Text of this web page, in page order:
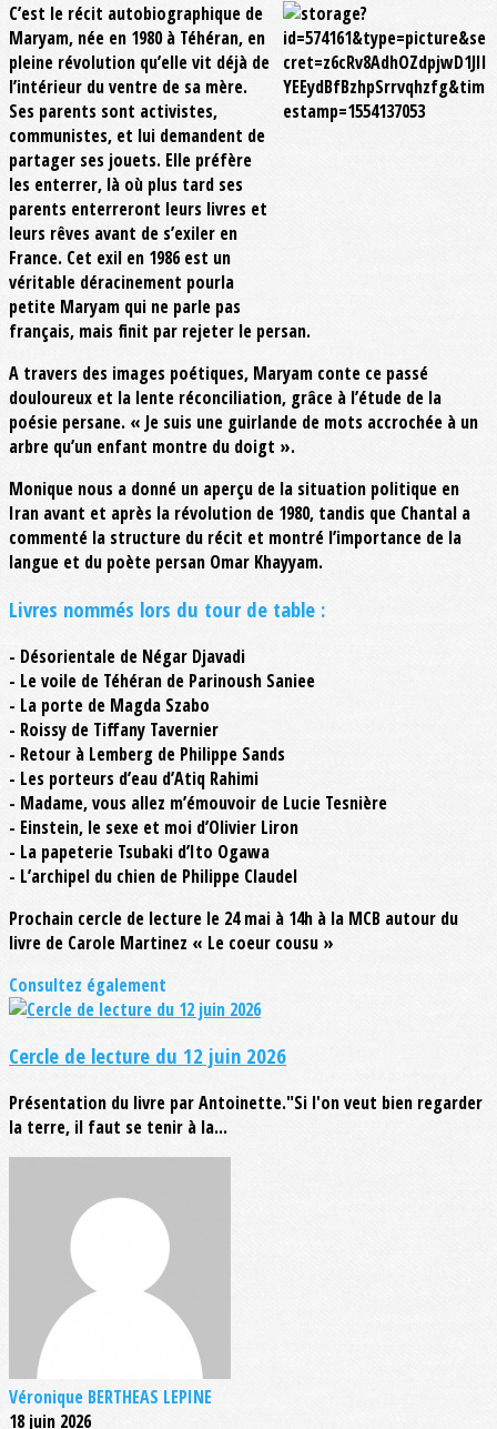
C’est le récit autobiographique de
Maryam, née en 1980 à Téhéran, en
pleine révolution qu’elle vit déjà de
l’intérieur du ventre de sa mère.
Ses parents sont activistes,
communistes, et lui demandent de
partager ses jouets. Elle préfère
les enterrer, là où plus tard ses
parents enterreront leurs livres et
leurs rêves avant de s’exiler en
France. Cet exil en 1986 est un
véritable déracinement pourla
petite Maryam qui ne parle pas
français, mais finit par rejeter le persan.
A travers des images poétiques, Maryam conte ce passé
douloureux et la lente réconciliation, grâce à l’étude de la
poésie persane. « Je suis une guirlande de mots accrochée à un
arbre qu’un enfant montre du doigt ».
Monique nous a donné un aperçu de la situation politique en
Iran avant et après la révolution de 1980, tandis que Chantal a
commenté la structure du récit et montré l’importance de la
langue et du poète persan Omar Khayyam.
Livres nommés lors du tour de table :
- Désorientale de Négar Djavadi
- Le voile de Téhéran de Parinoush Saniee
- La porte de Magda Szabo
- Roissy de Tiffany Tavernier
- Retour à Lemberg de Philippe Sands
- Les porteurs d’eau d’Atiq Rahimi
- Madame, vous allez m’émouvoir de Lucie Tesnière
- Einstein, le sexe et moi d’Olivier Liron
- La papeterie Tsubaki d’Ito Ogawa
- L’archipel du chien de Philippe Claudel
Prochain cercle de lecture le 24 mai à 14h à la MCB autour du
livre de Carole Martinez « Le coeur cousu »
Consultez également
Cercle de lecture du 12 juin 2026
Présentation du livre par Antoinette."Si l'on veut bien regarder
la terre, il faut se tenir à la...
Véronique BERTHEAS LEPINE
18 juin 2026